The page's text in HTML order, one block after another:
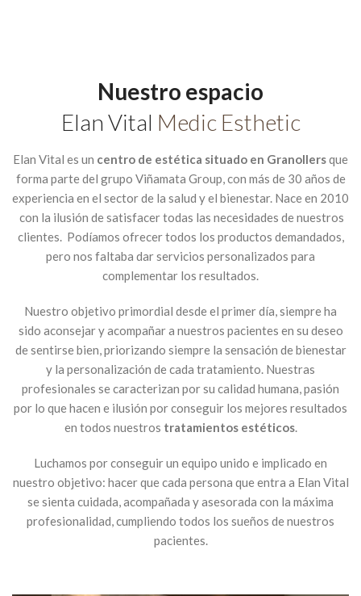
Nuestro espacio
Elan Vital Medic Esthetic
Elan Vital es un centro de estética situado en Granollersque
forma parte del grupo Viñamata Group, con más de 30 años de
experiencia en el sector de la salud y el bienestar. Nace en 2010
con la ilusión de satisfacer todas las necesidades de nuestros
clientes. Podíamos ofrecer todos los productos demandados,
pero nos faltaba dar servicios personalizados para
complementar los resultados.
Nuestro objetivo primordial desde el primer día, siempre ha
sido aconsejar y acompañar a nuestros pacientes en su deseo
de sentirse bien, priorizando siempre la sensación de bienestar
y la personalización de cada tratamiento. Nuestras
profesionales se caracterizan por su calidad humana, pasión
por lo que hacen e ilusión por conseguir los mejores resultados
en todos nuestros tratamientos estéticos.
Luchamos por conseguir un equipo unido e implicado en
nuestro objetivo: hacer que cada persona que entra a Elan Vital
se sienta cuidada, acompañada y asesorada con la máxima
profesionalidad, cumpliendo todos los sueños de nuestros
pacientes.